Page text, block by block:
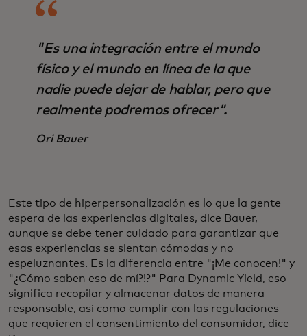
"Es una integración entre el mundo
físico y el mundo en línea de la que
nadie puede dejar de hablar, pero que
realmente podremos ofrecer".
Ori Bauer
Este tipo de hiperpersonalización es lo que la gente
espera de las experiencias digitales, dice Bauer,
aunque se debe tener cuidado para garantizar que
esas experiencias se sientan cómodas y no
espeluznantes. Es la diferencia entre "¡Me conocen!" y
"¿Cómo saben eso de mí?!?" Para Dynamic Yield, eso
significa recopilar y almacenar datos de manera
responsable, así como cumplir con las regulaciones
que requieren el consentimiento del consumidor, dice